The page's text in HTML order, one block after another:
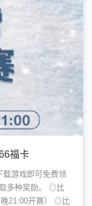
福卡
载游戏即可免费领
多种奖励。 ◎比
晚21:00开赛） ◎比